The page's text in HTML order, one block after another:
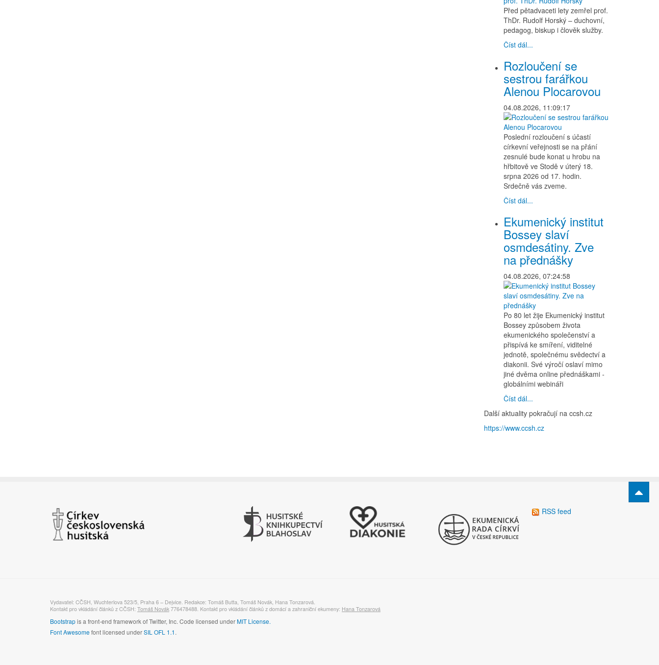
Před pětadvaceti lety zemřel prof.
ThDr. Rudolf Horský – duchovní,
pedagog, biskup i člověk služby.
Číst dál...
Rozloučení se
sestrou farářkou
Alenou Plocarovou
04.08.2026, 11:09:17
Poslední rozloučení s účastí
církevní veřejnosti se na přání
zesnulé bude konat u hrobu na
hřbitově ve Stodě v úterý 18.
srpna 2026 od 17. hodin.
Srdečně vás zveme.
Číst dál...
Ekumenický institut
Bossey slaví
osmdesátiny. Zve
na přednášky
04.08.2026, 07:24:58
Po 80 let žije Ekumenický institut
Bossey způsobem života
ekumenického společenství a
přispívá ke smíření, viditelné
jednotě, společnému svědectví a
diakonii. Své výročí oslaví mimo
jiné dvěma online přednáškami -
globálními webináři
Číst dál...
Další aktuality pokračují na ccsh.cz
https://www.ccsh.cz
RSS feed
Vydavatel: CČSH, Wuchterlova 523/5, Praha 6 – Dejvice. Redakce: Tomáš Butta, Tomáš Novák, Hana Tonzarová.
Kontakt pro vkládání článků z CČSH: Tomáš Novák 776478488. Kontakt pro vkládání článků z domácí a zahraniční ekumeny: Hana Tonzarová
Bootstrapis a front-end framework of Twitter, Inc. Code licensed underMIT License.
Font Awesomefont licensed underSIL OFL 1.1.